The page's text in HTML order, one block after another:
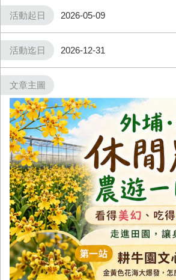
活動起日 2026-05-09
活動迄日 2026-12-31
文章主圖